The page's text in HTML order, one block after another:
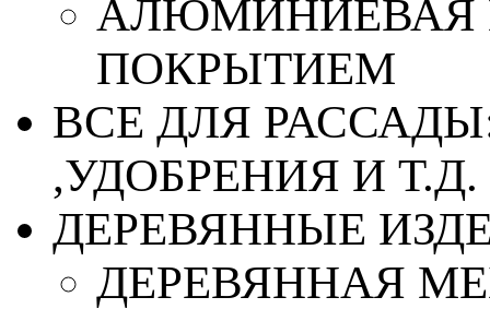
АЛЮМИНИЕВАЯ
ПОКРЫТИЕМ
ВСЕ ДЛЯ
,УДОБРЕНИЯ И Т.Д.
ДЕРЕВЯННЫЕ
ДЕРЕВЯННАЯ